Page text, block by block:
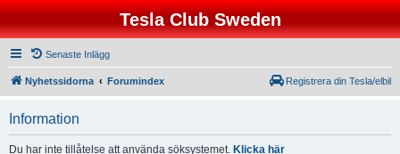
Tesla Club Sweden
Senaste Inlägg
Nyhetssidorna Forumindex Registrera din Tesla/elbil
Information
Du har inte tillåtelse att använda söksystemet. Klicka här